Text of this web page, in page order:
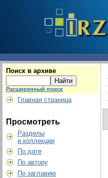
Поиск в архиве
Расширенный поиск
Главная страница
Просмотреть
Разделы
и коллекции
По дате
По автору
По заглавию